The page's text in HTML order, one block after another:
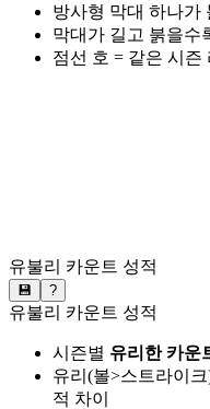
방사형 막대 하나가
막대가 길고 붉을수
점선 호 = 같은 시즌
유불리 카운트 성적
💾 ?
유불리 카운트 성적
시즌별 유리한 카운
유리(볼>스트라이
적 차이